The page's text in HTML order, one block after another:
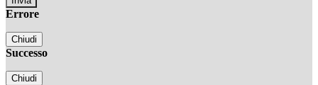
Errore
Chiudi
Successo
Chiudi